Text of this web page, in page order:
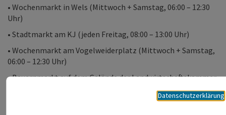
• Wochenmarkt in Wels (Mittwoch + Samstag, 06:00 – 12:30
Uhr)
• Stadtmarkt am KJ (jeden Freitag, 08:00 – 13:00 Uhr)
• Wochenmarkt am Vogelweiderplatz (Mittwoch + Samstag,
06:00 – 12:30 Uhr)
• Bauernmarkt auf dem Gelände der Landwirtschaftskammer
Datenschutzerklärung